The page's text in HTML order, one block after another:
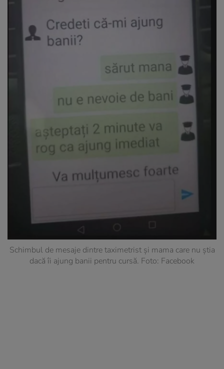
Schimbul de mesaje dintre taximetrist și mama care nu știa
dacă îi ajung banii pentru cursă. Foto: Facebook